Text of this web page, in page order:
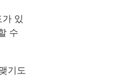
있
수
기도